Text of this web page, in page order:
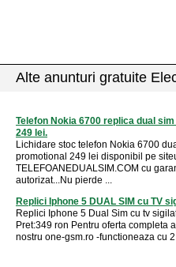
Alte anunturi gratuite
Telefon Nokia 6700 replica dual
249 lei.
Lichidare stoc telefon Nokia 6700
promotional 249 lei disponibil pe
TELEFOANEDUALSIM.COM cu
autorizat...Nu pierde ...
Replici Iphone 5 DUAL SIM cu TV
Replici Iphone 5 Dual Sim cu tv
Pret:349 ron Pentru oferta completa
nostru one-gsm.ro -functioneaza cu 2